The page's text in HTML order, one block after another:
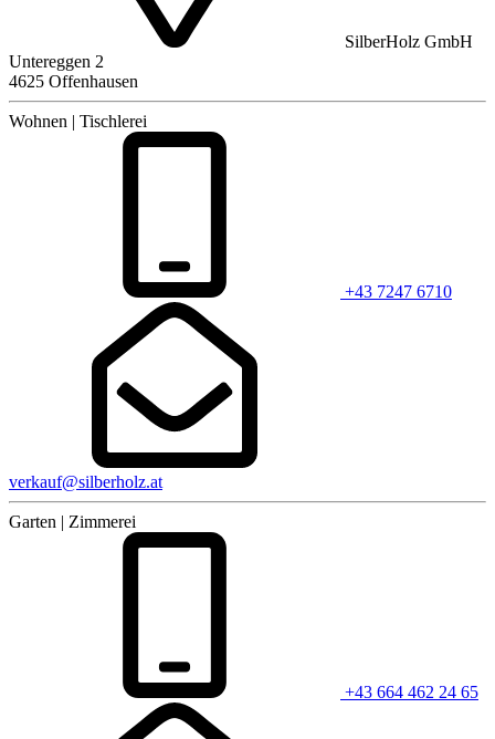
SilberHolz GmbH
Untereggen 2
4625 Offenhausen
Wohnen | Tischlerei
+43 7247 6710
verkauf@silberholz.at
Garten | Zimmerei
+43 664 462 24 65